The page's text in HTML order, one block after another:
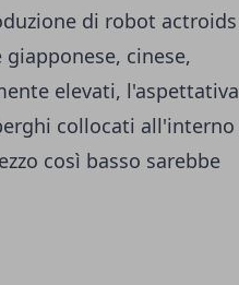
di robot actroids
cinese,
elevati, l'aspettativa
collocati all'interno
così basso sarebbe